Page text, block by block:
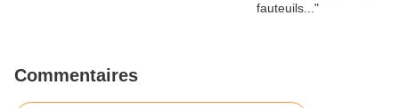
Commentaires